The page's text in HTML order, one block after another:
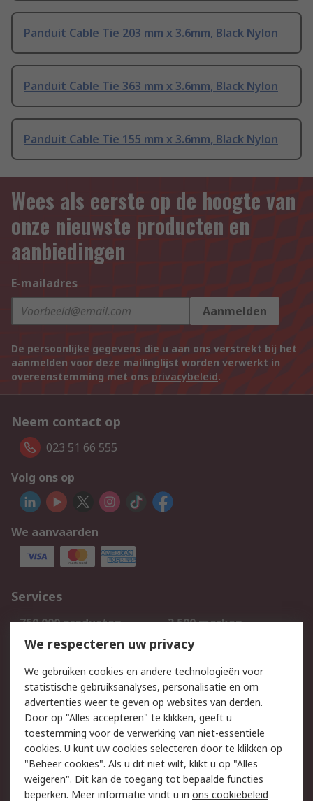
Panduit Cable Tie 203 mm x 3.6mm, Black Nylon
Panduit Cable Tie 363 mm x 3.6mm, Black Nylon
Panduit Cable Tie 155 mm x 3.6mm, Black Nylon
Wees als eerste op de hoogte van
onze nieuwste producten en
aanbiedingen
E-mailadres
Aanmelden
De persoonlijke gegevens die u aan ons verstrekt bij het
aanmelden voor deze mailinglijst worden verwerkt in
overeenstemming met ons privacybeleid.
Neem contact op
023 51 66 555
Volg ons op
We aanvaarden
Services
750.000 producten
2.500 merken
Bestellen
Inkoopoplossingen
Track & Trace
Wettelijk
Cookiebeleid
Email veiligheid
Privacybeleid
Websitevoorwaarden
Algemene
We respecteren uw privacy
We gebruiken cookies en andere technologieën voor
statistische gebruiksanalyses, personalisatie en om
advertenties weer te geven op websites van derden.
Door op "Alles accepteren" te klikken, geeft u
toestemming voor de verwerking van niet-essentiële
cookies. U kunt uw cookies selecteren door te klikken op
"Beheer cookies". Als u dit niet wilt, klikt u op "Alles
weigeren". Dit kan de toegang tot bepaalde functies
beperken. Meer informatie vindt u in ons cookiebeleid